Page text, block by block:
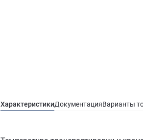
ХарактеристикиДокументацияВарианты